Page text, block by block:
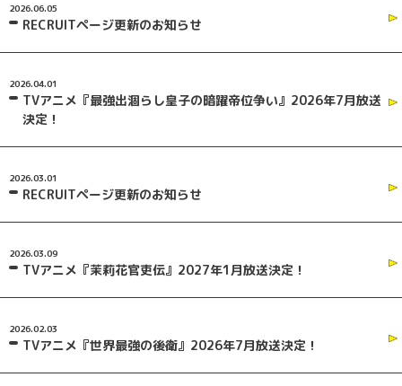
2026.06.05
RECRUITページ更新のお知らせ
2026.04.01
TVアニメ『最強出涸らし皇子の暗躍帝位争い』2026年7月放送
決定！
2026.03.01
RECRUITページ更新のお知らせ
2026.03.09
TVアニメ『茉莉花官吏伝』2027年1月放送決定！
2026.02.03
TVアニメ『世界最強の後衛』2026年7月放送決定！